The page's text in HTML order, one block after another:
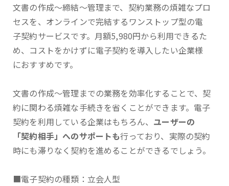
文書の作成～締結～管理まで、契約業務の煩雑なプロ
セスを、オンラインで完結するワンストップ型の電
子契約サービスです。月額5,980円から利用できるた
め、コストをかけずに電子契約を導入したい企業様
におすすめです。
文書の作成～管理までの業務を効率化することで、契
約に関わる煩雑な手続きを省くことができます。電子
契約を利用している企業はもちろん、 ユーザーの
「契約相手」へのサポートも行っており、実際の契約
時にも滞りなく契約を進めることができるでしょう。
■電子契約の種類：立会人型